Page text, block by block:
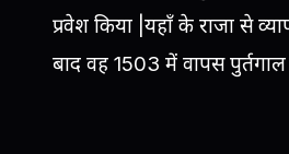
प्रवेश किया |यहाँ के राजा से
बाद वह 1503 में वापस पुर्तगाल